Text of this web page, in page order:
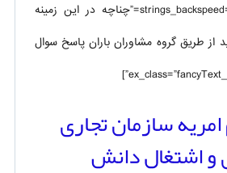
strings_backspeed=”0″ fancytext_strings=”چناچه در این زمینه
از طریق گروه مشاوران باران پاسخ سوال
سازمان تجاری
و اشتغال دانش